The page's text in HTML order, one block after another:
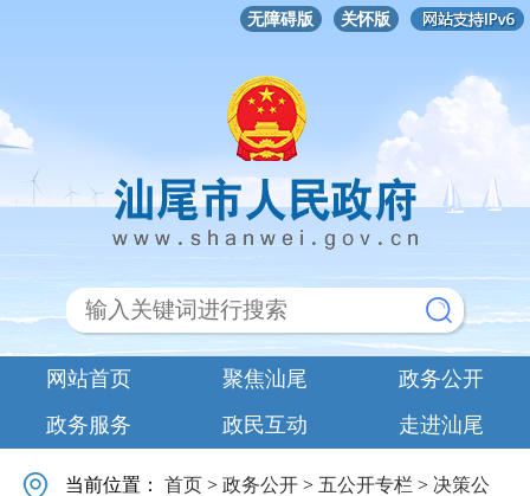
无障碍版 关怀版
网站首页 聚焦汕尾
政务公开
政务服务
政民互动 走进汕尾
当前位置：首页 >政务公开 > 五公开专栏 > 决策公